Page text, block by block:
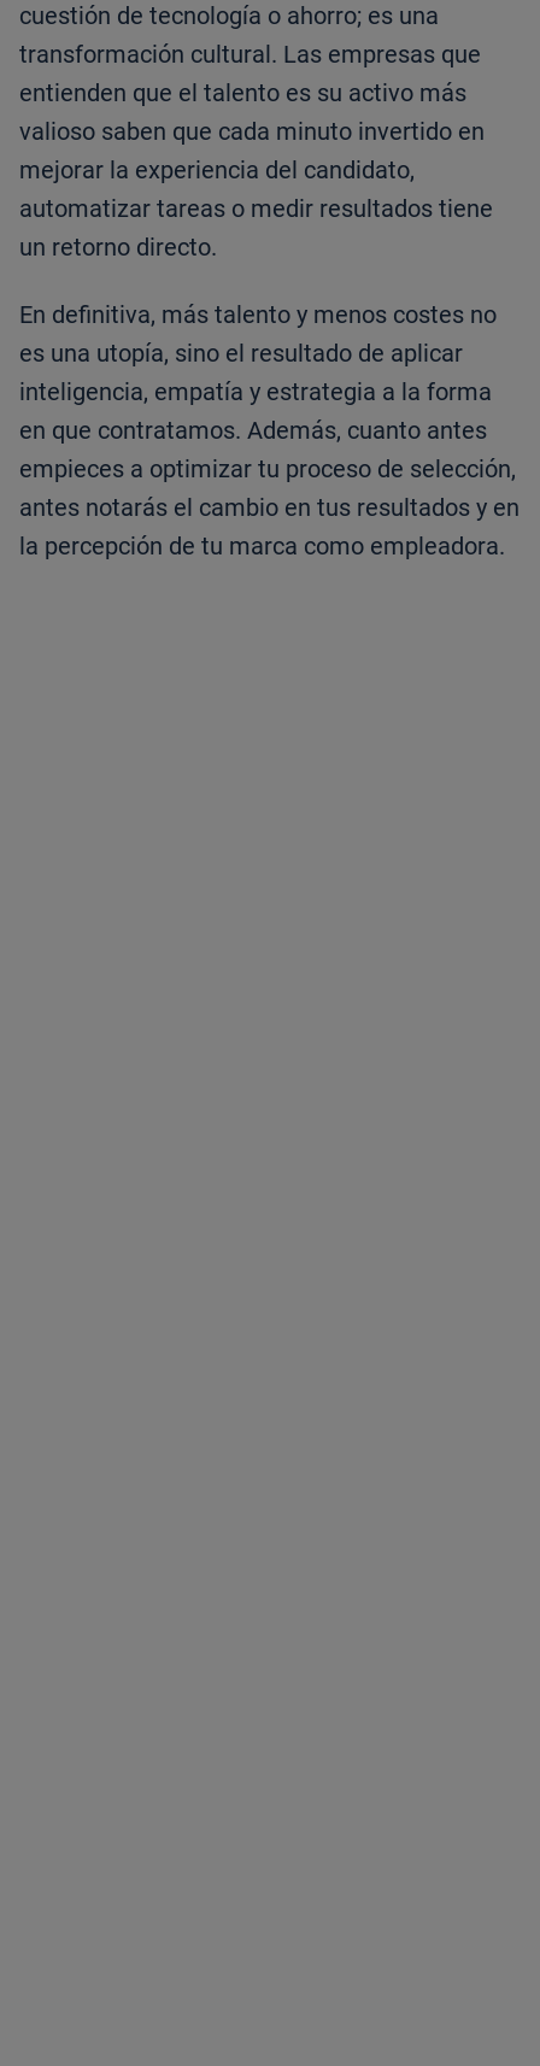
cuestión de tecnología o ahorro; es una
transformación cultural. Las empresas que
entienden que el talento es su activo más
valioso saben que cada minuto invertido en
mejorar la experiencia del candidato,
automatizar tareas o medir resultados tiene
un retorno directo.
En definitiva, más talento y menos costes no
es una utopía, sino el resultado de aplicar
inteligencia, empatía y estrategia a la forma
en que contratamos. Además, cuanto antes
empieces a optimizar tu proceso de selección,
antes notarás el cambio en tus resultados y en
la percepción de tu marca como empleadora.